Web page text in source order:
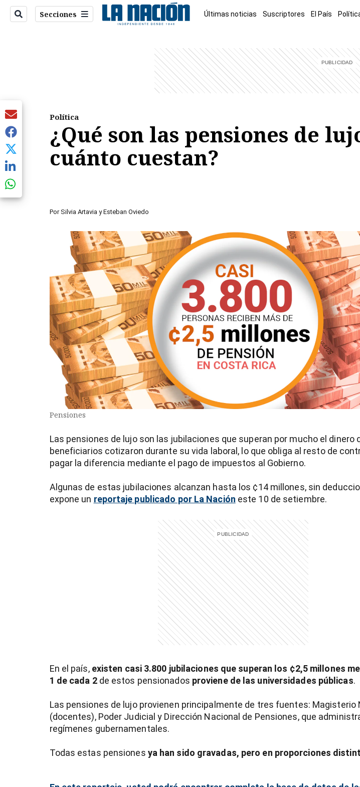
Secciones Últimas noticias Suscriptores El País
Política
¿Qué son las pensiones de
cuánto cuestan?
Por Silvia Artavia y Esteban Oviedo
Pensiones
Las pensiones de lujo son las jubilaciones que superan por mucho el dinero
beneficiarios cotizaron durante su vida laboral, lo que obliga al resto de
pagar la diferencia mediante el pago de impuestos al Gobierno.
Algunas de estas jubilaciones alcanzan hasta los ¢14 millones, sin
expone un reportaje publicado por La Nación este 10 de setiembre.
En el país, existen casi 3.800 jubilaciones que superan los ¢2,5 millones
1 de cada 2 de estos pensionados proviene de las universidades públicas.
Las pensiones de lujo provienen principalmente de tres fuentes: Magisterio
(docentes), Poder Judicial y Dirección Nacional de Pensiones, que
regímenes gubernamentales.
Todas estas pensiones ya han sido gravadas, pero en proporciones